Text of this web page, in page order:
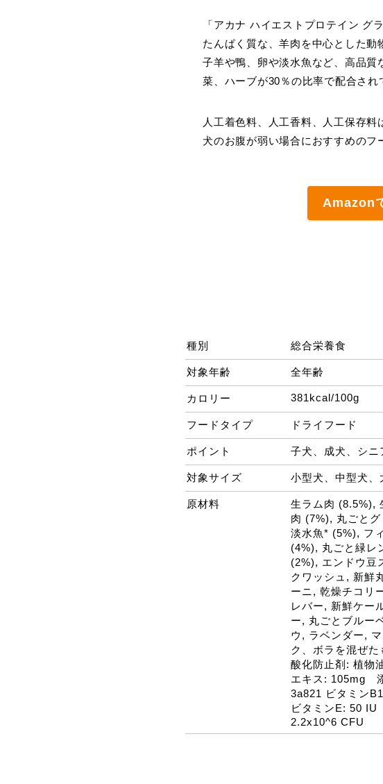
「アカナ ハイエストプロテイン グ
たんぱく質な、羊肉を中心とした
子羊や鴨、卵や淡水魚など、高品
菜、ハーブが30％の比率で配合され
人工着色料、人工香料、人工保存
犬のお腹が弱い場合におすすめのフ
Amazon
種別 総合栄養食
対象年齢 全年齢
カロリー 381kcal/100g
フードタイプ ドライフード
ポイント 子犬、成犬、シニ
対象サイズ 小型犬、中型犬、
原材料
生ラム肉 (8.5%),
肉 (7%), 丸ごと
淡水魚* (5%), フ
(4%), 丸ごと緑レ
(2%), エンドウ豆
クワッシュ, 新鮮
ーニ, 乾燥チコリ
レバー, 新鮮ケー
ー, 丸ごとブルー
ウ, ラベンダー,
ク、ボラを混ぜた
酸化防止剤: 植物
エキス: 105mg
3a821 ビタミン
ビタミンE: 50
2.2x10^6 CFU